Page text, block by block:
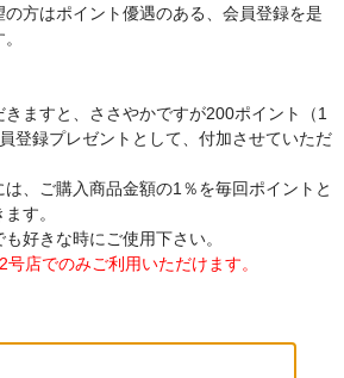
ルム
具）
方はポイント優遇のある、会員登録を是
ますと、ささやかですが200ポイント（1
登録プレゼントとして、付加させていただ
、ご購入商品金額の1％を毎回ポイントと
す。
好きな時にご使用下さい。
店でのみご利用いただけます。